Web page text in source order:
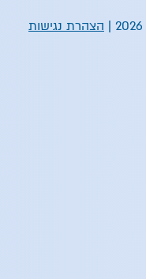
הצהרת נגישות